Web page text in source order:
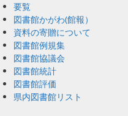
要覧
図書館かがわ(館報）
資料の寄贈について
図書館例規集
図書館協議会
図書館統計
図書館評価
県内図書館リスト